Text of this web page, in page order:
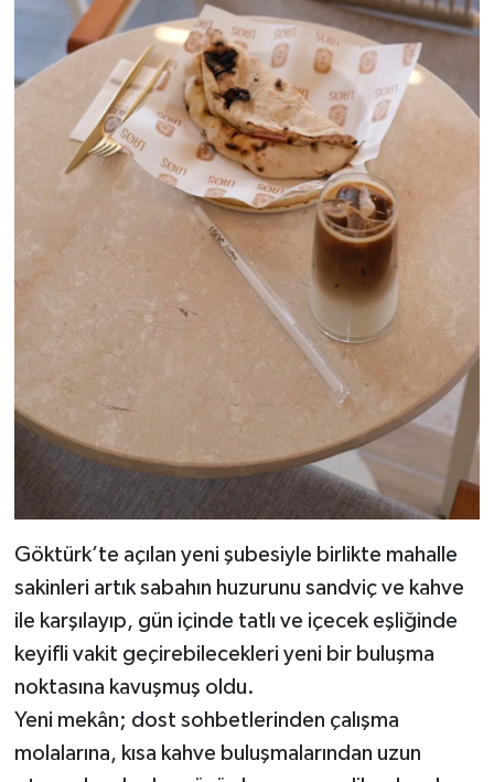
Göktürk’te açılan yeni şubesiyle birlikte mahalle
sakinleri artık sabahın huzurunu sandviç ve kahve
ile karşılayıp, gün içinde tatlı ve içecek eşliğinde
keyifli vakit geçirebilecekleri yeni bir buluşma
noktasına kavuşmuş oldu.
Yeni mekân; dost sohbetlerinden çalışma
molalarına, kısa kahve buluşmalarından uzun